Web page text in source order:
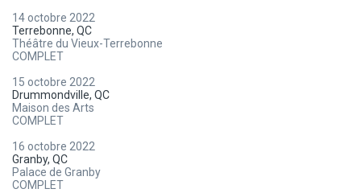
14 octobre 2022
Terrebonne, QC
Théâtre du Vieux-Terrebonne
COMPLET
15 octobre 2022
Drummondville, QC
Maison des Arts
COMPLET
16 octobre 2022
Granby, QC
Palace de Granby
COMPLET